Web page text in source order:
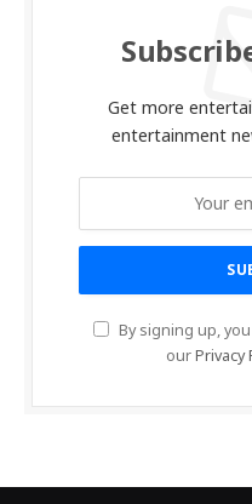
Get more
entertainment
By signing up,
ourPrivacy